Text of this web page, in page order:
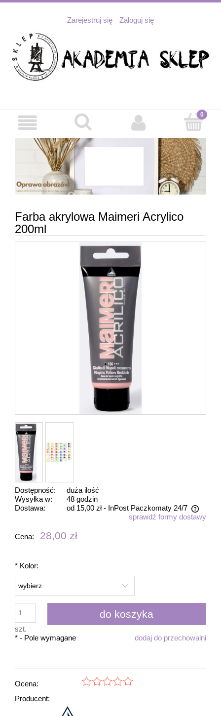
Zarejestruj się Zaloguj się
Farba akrylowa Maimeri Acrylico
200ml
Dostępność:
duża ilość
Wysyłka w:
48 godzin
Dostawa:
od 15,00 zł - InPost Paczkomaty 24/7
Cena nie zawiera ewentualnych kosztów płatnościsprawdź formy dostawy
Cena: 28,00 zł
* Kolor:
szt.
do koszyka
dodaj do przechowalni
* - Pole wymagane
Ocena:
Producent: